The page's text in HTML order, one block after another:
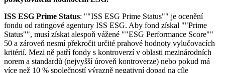
ISS ESG Prime Status: ""ISS ESG Prime Status"" je ocenění
fondu od ratingové agentury ISS ESG. Aby fond získal ""Prime
Status"", musí získat alespoň vážené ""ESG Performance Score""
50 a zároveň nesmí překročit určité prahové hodnoty vylučovacích
kritérií. Mezi ně patří fondy s kontroverzí v oblasti mezinárodních
norem a standardů (nejvyšší úroveň kontroverze) nebo pokud má
více než 10 % společností výrazně negativní dopad na cíle